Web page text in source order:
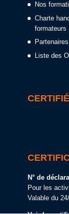
Nos
Charte
formateurs
Liste des
N° de
Pour les
Valable du